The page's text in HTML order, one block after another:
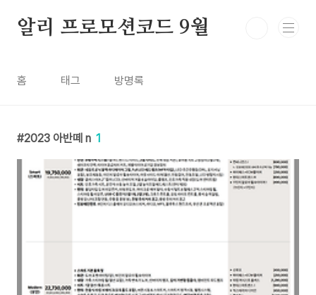
알리 프로모션코드 9월
홈 태그 방명록
2023 아반떼 n 1